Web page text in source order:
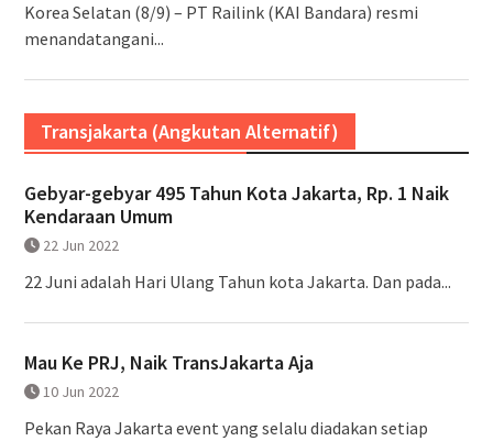
Korea Selatan (8/9) – PT Railink (KAI Bandara) resmi
menandatangani...
Transjakarta (Angkutan Alternatif)
Gebyar-gebyar 495 Tahun Kota Jakarta, Rp. 1 Naik
Kendaraan Umum
22 Jun 2022
22 Juni adalah Hari Ulang Tahun kota Jakarta. Dan pada...
Mau Ke PRJ, Naik TransJakarta Aja
10 Jun 2022
Pekan Raya Jakarta event yang selalu diadakan setiap